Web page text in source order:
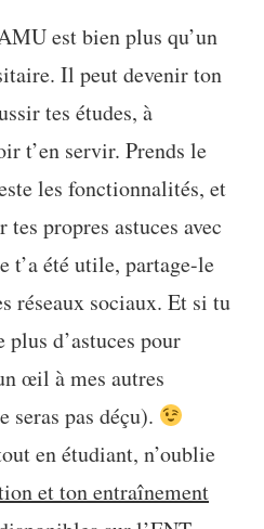
est bien plus qu’un
Il peut devenir ton
tes études, à
t’en servir. Prends le
les fonctionnalités, et
tes propres astuces avec
t’a été utile, partage-le
réseaux sociaux. Et si tu
d’astuces pour
œil à mes autres
pas déçu).
en étudiant, n’oublie
et ton entraînement